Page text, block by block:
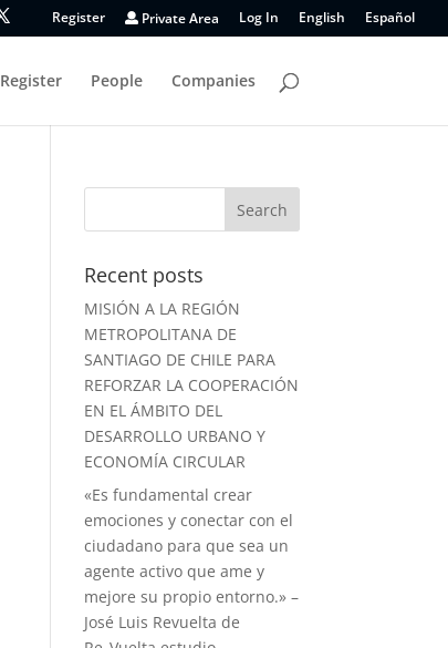
Register Private Area Log In English Español
Register People Companies
Recent posts
MISIÓN A LA REGIÓN
METROPOLITANA DE
SANTIAGO DE CHILE PARA
REFORZAR LA COOPERACIÓN
EN EL ÁMBITO DEL
DESARROLLO URBANO Y
ECONOMÍA CIRCULAR
«Es fundamental crear
emociones y conectar con el
ciudadano para que sea un
agente activo que ame y
mejore su propio entorno.» –
José Luis Revuelta de